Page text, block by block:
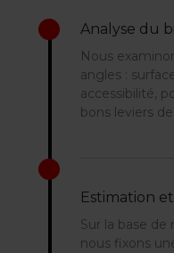
Analyse du
Nous
angles :
accessibilité,
bons leviers
Estimation
Sur la base
nous fixons